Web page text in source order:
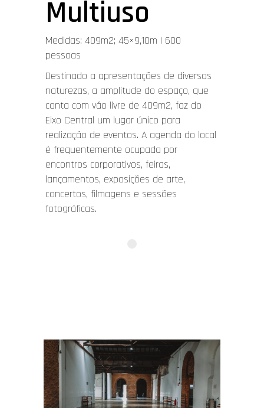
Multiuso
Medidas: 409m2; 45×9,10m | 600
pessoas
Destinado a apresentações de diversas
naturezas, a amplitude do espaço, que
conta com vão livre de 409m2, faz do
Eixo Central um lugar único para
realização de eventos. A agenda do local
é frequentemente ocupada por
encontros corporativos, feiras,
lançamentos, exposições de arte,
concertos, filmagens e sessões
fotográficas.